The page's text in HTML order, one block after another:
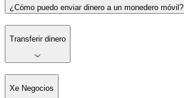
¿Cómo puedo enviar dinero a un monedero móvil?
Transferir dinero
Xe Negocios